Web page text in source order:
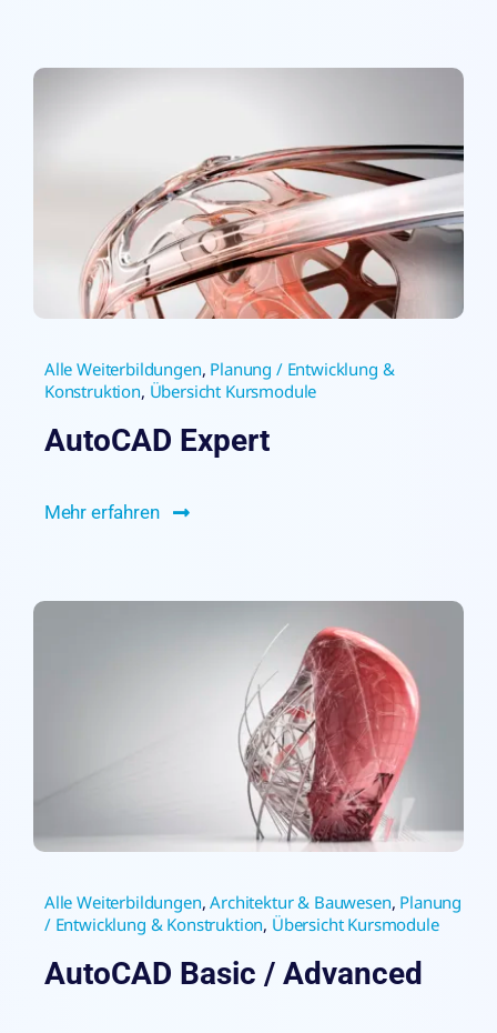
Alle Weiterbildungen, Planung / Entwicklung &
Konstruktion, Übersicht Kursmodule
AutoCAD Expert
Mehr erfahren
Alle Weiterbildungen,Architektur & Bauwesen, Planung
/ Entwicklung & Konstruktion, Übersicht Kursmodule
AutoCAD Basic / Advanced